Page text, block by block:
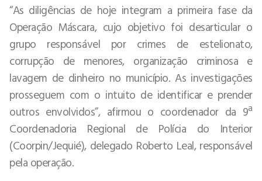
“As diligências de hoje integram a primeira fase da
Operação Máscara, cujo objetivo foi desarticular o
grupo responsável por crimes de estelionato,
corrupção de menores, organização criminosa e
lavagem de dinheiro no município. As investigações
prosseguem com o intuito de identificar e prender
outros envolvidos”, afirmou o coordenador da 9ª
Coordenadoria Regional de Polícia do Interior
(Coorpin/Jequié), delegado Roberto Leal, responsável
pela operação.